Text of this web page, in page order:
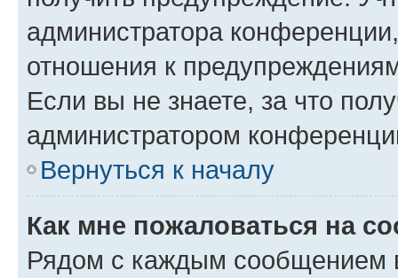
администратора
отношения к
Если вы не знаете, за что
администратором
Вернуться к началу
Как мне пожаловаться на
Рядом с каждым сообщением